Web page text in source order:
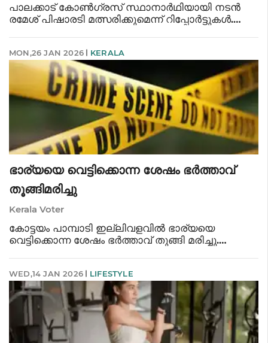
പാലക്കാട് കോൺഗ്രസ് സ്ഥാനാർഥിയായി നടൻ
രമേശ് പിഷാരടി മത്സരിക്കുമെന്ന് റിപ്പോർട്ടുകൾ.
ഹൈക്കമാൻഡ് സ്‌ക്രീനിങ് കമ്മിറ്റിക്ക് കൈമാറിയി
MON,26 JAN 2026 KERALA
ഭാര്യയെ വെട്ടിക്കൊന്ന ശേഷം ഭർത്താവ്
തൂങ്ങിമരിച്ചു
Kerala Voter
കോട്ടയം പാമ്പാടി ഇല്ലിവളവിൽ ഭാര്യയെ
വെട്ടിക്കൊന്ന ശേഷം ഭർത്താവ് തുങ്ങി മരിച്ചു.
വെട്ടിക്കൊലപ്പെടുത്തിയ ശേഷം തൂങ്ങി മരിച്ചത്
കൊലപാതക ക
WED,14 JAN 2026 LIFESTYLE